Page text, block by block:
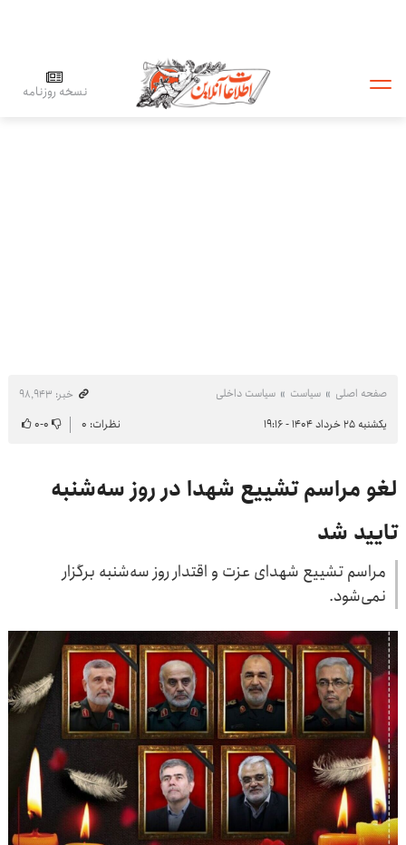
نسخه روزنامه
صفحه اصلی سیاست سیاست داخلی
خبر: ۹۸٬۹۴۳
یکشنبه ۲۵ خرداد ۱۴۰۴ - ۱۹:۱۶
نظرات: ۰ ۰-۰
لغو مراسم تشییع شهدا در روز سه‌شنبه
تایید شد
مراسم تشییع شهدای عزت و اقتدار روز سه‌شنبه برگزار
نمی‌شود.